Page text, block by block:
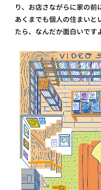
り、お店さながらに家の前
あくまでも個人の住まいと
たら、なんだか面白いです